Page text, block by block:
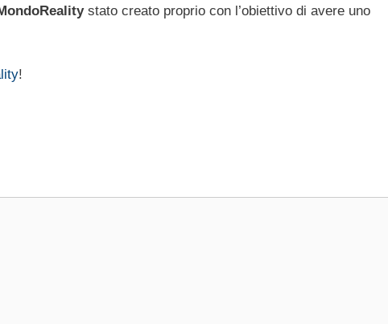
stato creato proprio con l’obiettivo di avere uno
!